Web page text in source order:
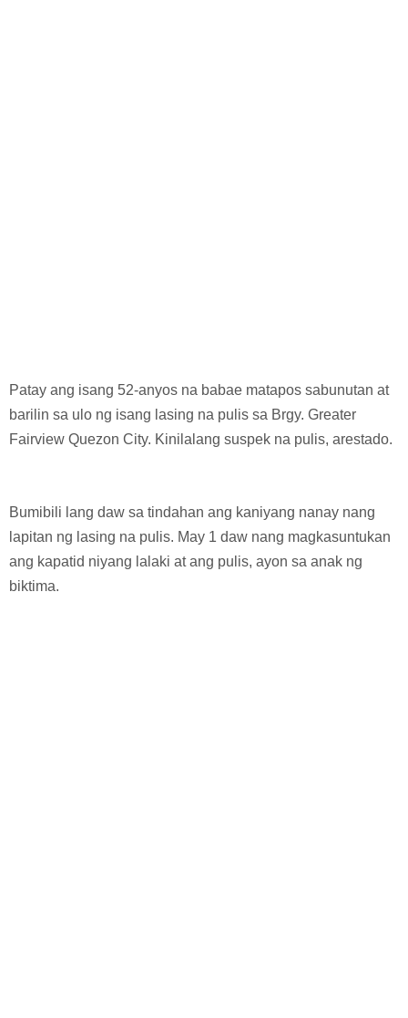
Patay ang isang 52-anyos na babae matapos sabunutan at
barilin sa ulo ng isang lasing na pulis sa Brgy. Greater
Fairview Quezon City. Kinilalang suspek na pulis, arestado.
Bumibili lang daw sa tindahan ang kaniyang nanay nang
lapitan ng lasing na pulis. May 1 daw nang magkasuntukan
ang kapatid niyang lalaki at ang pulis, ayon sa anak ng
biktima.